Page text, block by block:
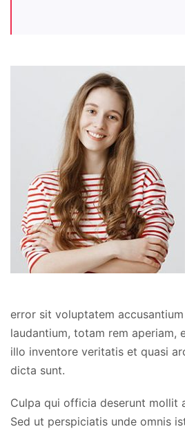
error sit voluptatem
laudantium, totam rem aperiam,
illo inventore veritatis et quasi
dicta sunt.
Culpa qui officia deserunt mollit
Sed ut perspiciatis unde omnis